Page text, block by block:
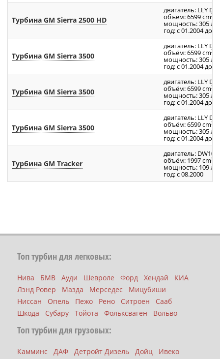
Турбина GM Sierra 2500 HD
двигатель: LLY
объём: 6599 cm3
мощность: 305 л.с.
год: с 01.2004 до
Турбина GM Sierra 3500
двигатель: LLY
объём: 6599 cm3
мощность: 305 л.с.
год: с 01.2004 до
Турбина GM Sierra 3500
двигатель: LLY
объём: 6599 cm3
мощность: 305 л.с.
год: с 01.2004 до
Турбина GM Sierra 3500
двигатель: LLY
объём: 6599 cm3
мощность: 305 л.с.
год: с 01.2004 до
Турбина GM Tracker
двигатель:
объём: 1997 cm3
мощность: 109 л.с.
год: с 08.2000
Топ турбин для легковых:
Нива БМВ Ауди Шевроле Форд Хендай
КИА
Лэнд Ровер
Мазда Мерседес
Мицубиши
Ниссан
Опель Пежо Рено Ситроен
Сааб
Шкода
Субару Тойота Фольксваген Вольво
Топ турбин для грузовых:
Камминс ДАФ Детройт Дизель Дойц
Ивеко